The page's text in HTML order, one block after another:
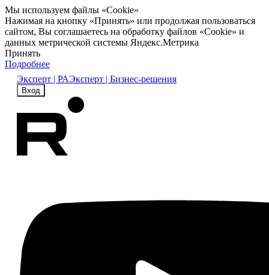
Мы используем файлы «Cookie»
Нажимая на кнопку «Принять» или продолжая пользоваться
сайтом, Вы соглашаетесь на обработку файлов «Cookie» и
данных метрической системы Яндекс.Метрика
Принять
Подробнее
Эксперт | РАЭксперт | Бизнес-решения
Вход